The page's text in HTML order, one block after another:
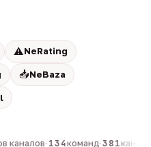
⚠️NeRating
📥NeBaza
каналов·134команд·381